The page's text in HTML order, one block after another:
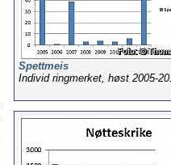
Spettmeis
Individ ringmerket, høst 2005-